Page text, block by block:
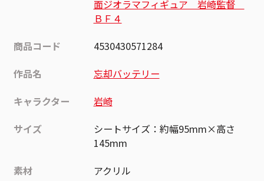
面ジオラマフィギュア 岩崎監督
ＢＦ４
商品コード
4530430571284
作品名
忘却バッテリー
キャラクター
岩崎
サイズ
シートサイズ：約幅95mm×高さ
145mm
素材
アクリル